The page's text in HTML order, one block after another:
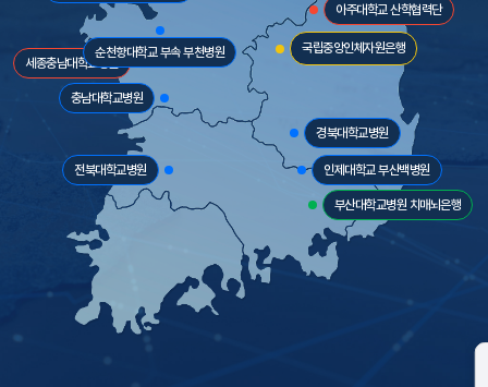
아주대학교 산학협력단
국립중앙인체자원은행
경북대학교병원
인제대학교 부산백병원
부산대학교병원 치매뇌은행
전북대학교병원
충남대학교병원
세종충남대학교병원
순천향대학교 부속 부천병원